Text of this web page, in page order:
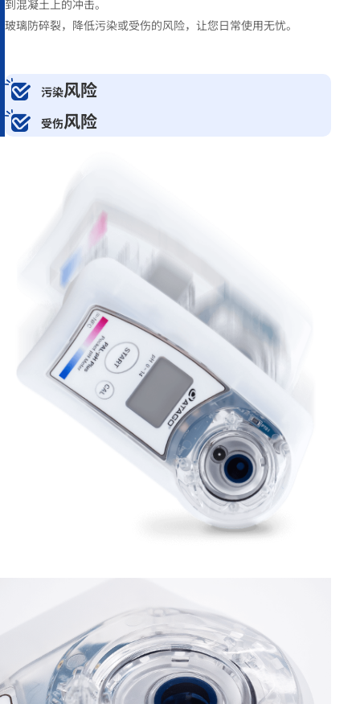
到混凝土上的冲击。
玻璃防碎裂，降低污染或受伤的风险，让您日常使用无忧。
污染风险
受伤风险